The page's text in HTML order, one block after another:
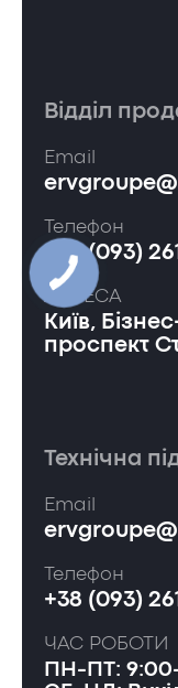
Відділ
Email
Телефон
+38 (093)
АДРЕСА
Київ,
проспект
Технічна
Email
Телефон
+38 (093)
ЧАС РОБОТИ
ПН-ПТ: